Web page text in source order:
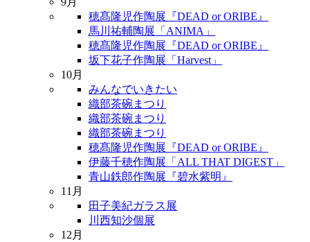
穂髙隆児作陶展『DEAD or ORIBE』
馬川祐輔陶展「ANIMA」
穂髙隆児作陶展『DEAD or ORIBE』
坂下花子作陶展「Harvest」
10月
みんなでいきたい
織部茶碗まつり
織部茶碗まつり
織部茶碗まつり
穂髙隆児作陶展『DEAD or ORIBE』
伊藤千穂作陶展「ALL THAT DIGEST」
青山鉄郎作陶展『碧水紫明』
11月
田子美紀ガラス展
川西知沙個展
12月